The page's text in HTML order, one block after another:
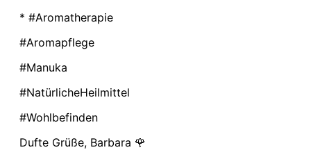
* #Aromatherapie
#Aromapflege
#Manuka
#NatürlicheHeilmittel
#Wohlbefinden
Dufte Grüße, Barbara 🌹